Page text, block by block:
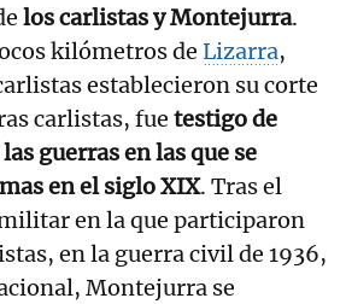
los carlistas y Montejurra.
kilómetros de Lizarra,
establecieron su corte
carlistas, fue testigo de
guerras en las que se
en el siglo XIX. Tras el
en la que participaron
en la guerra civil de 1936,
Montejurra se